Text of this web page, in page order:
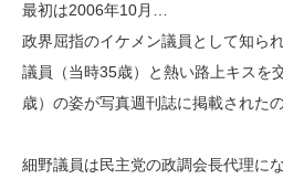
最初は2006年10月…
政界屈指のイケメン議員として知ら
議員（当時35歳）と熱い路上キスを
歳）の姿が写真週刊誌に掲載されたの
細野議員は民主党の政調会長代理に